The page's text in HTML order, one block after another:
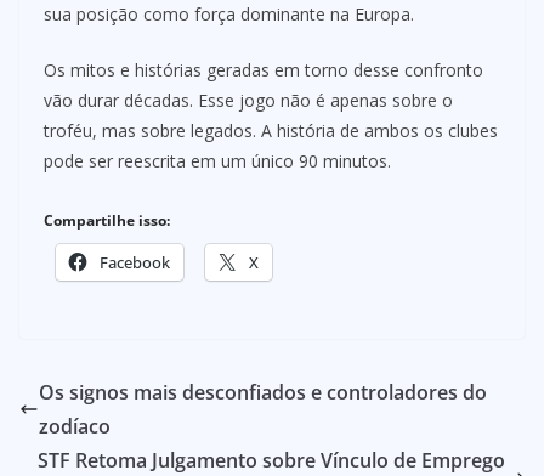
sua posição como força dominante na Europa.
Os mitos e histórias geradas em torno desse confronto
vão durar décadas. Esse jogo não é apenas sobre o
troféu, mas sobre legados. A história de ambos os clubes
pode ser reescrita em um único 90 minutos.
Compartilhe isso:
Facebook X
Os signos mais desconfiados e controladores do
zodíaco
STF Retoma Julgamento sobre Vínculo de Emprego